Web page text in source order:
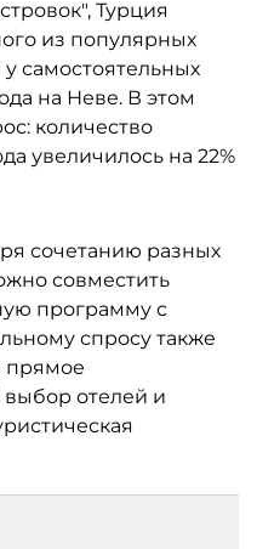
Турция
из популярных
самостоятельных
на Неве. В этом
количество
увеличилось на 22%
сочетанию разных
совместить
программу с
спросу также
прямое
отелей и